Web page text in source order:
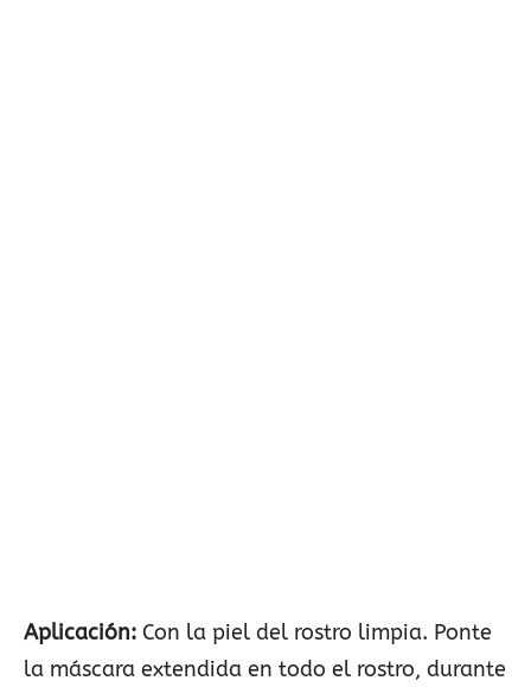
Aplicación: Con la piel del rostro limpia. Ponte
la máscara extendida en todo el rostro, durante